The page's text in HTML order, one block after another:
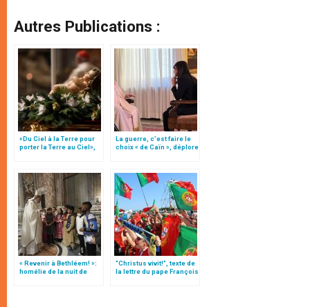
Autres Publications :
«Du Ciel à la Terre pour
porter la Terre au Ciel»,
La guerre, c’est faire le
choix « de Caïn », déplore
« Revenir à Bethléem! »:
homélie de la nuit de
Noël (texte complet)
"Christus vivit!", texte de
la lettre du pape François